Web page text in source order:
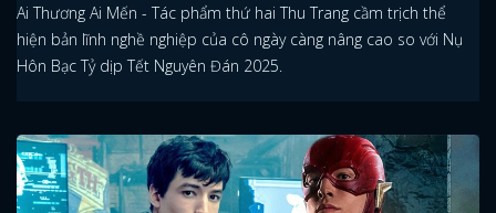
Ai Thương Ai Mến - Tác phẩm thứ hai Thu Trang cầm trịch thể
hiện bản lĩnh nghề nghiệp của cô ngày càng nâng cao so với Nụ
Hôn Bạc Tỷ dịp Tết Nguyên Đán 2025.